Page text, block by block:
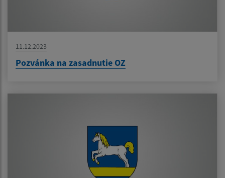
11.12.2023
Pozvánka na zasadnutie OZ